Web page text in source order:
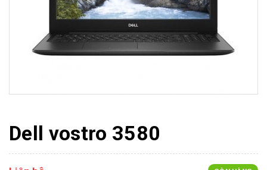
Dell vostro 3580